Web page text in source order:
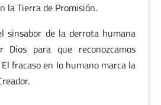
la Tierra de Promisión.
sinsabor de la derrota humana
Dios para que reconozcamos
fracaso en lo humano marca la